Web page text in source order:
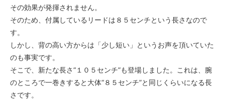
その効果が発揮されません。
そのため、付属しているリードは８５センチという長さなので
す。
しかし、背の高い方からは「少し短い」というお声を頂いていた
のも事実です。
そこで、新たな長さ“１０５センチ”も登場しました。これは、腕
のところで一巻きすると大体“８５センチ”と同じくらいになる長
さです。